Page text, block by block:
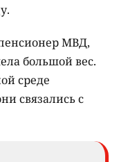
МВД,
большой вес.
среде
связались с